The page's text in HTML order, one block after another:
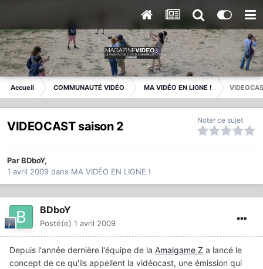
Accueil COMMUNAUTÉ VIDÉO MA VIDÉO EN LIGNE !
VIDEOCAST saison 2 Noter ce sujet
ParBDboY,
1 avril 2009 dans MA VIDÉO EN LIGNE !
BDboY
Posté(e) 1 avril 2009
Depuis l'année dernière l'équipe de la Amalgame Z a lancé le
concept de ce qu'ils appellent la vidéocast, une émission qui